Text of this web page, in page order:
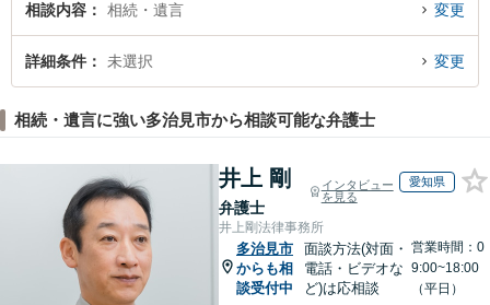
解決の実績豊富な近くの弁護士を検索したい』『初回相談無料で相続・遺言を
法律相談できる多治見市内の弁護士に相談予約したい』などでお困りの相談者
さんにおすすめです。
相談内容 相続・遺言 変更
詳細条件 未選択 変更
相続・遺言に強い多治見市から相談可能な弁護士
井上 剛
弁護士
インタビュー
を見る
愛知県
井上剛法律事務所
多治見市
からも相
談受付中
面談方法(対面・
電話・ビデオな
ど)は応相談
営業時間：0
9:00~18:00
（平日）